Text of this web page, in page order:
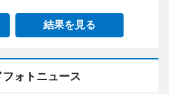
結果を見る
フォトニュース